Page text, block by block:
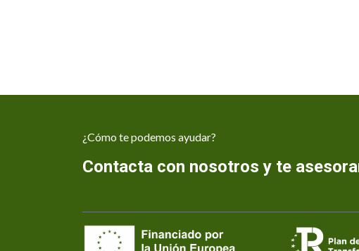
¿Cómo te podemos ayudar?
Contacta con nosotros y te